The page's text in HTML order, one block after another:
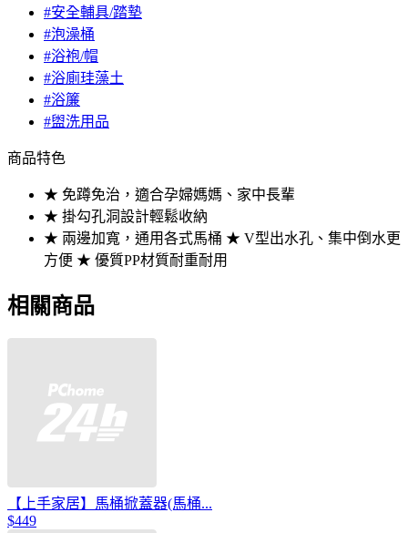
#安全輔具/踏墊
#泡澡桶
#浴袍/帽
#浴廁珪藻土
#浴簾
#盥洗用品
商品特色
★ 免蹲免治，適合孕婦媽媽、家中長輩
★ 掛勾孔洞設計輕鬆收納
★ 兩邊加寬，通用各式馬桶 ★ V型出水孔、集中倒水更
方便 ★ 優質PP材質耐重耐用
相關商品
【上手家居】馬桶掀蓋器(馬桶...
$449